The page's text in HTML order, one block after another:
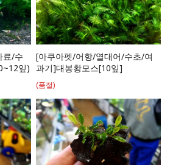
료/수
잎)
[아쿠아펫/어항/열대어/수초/여
과기]대봉황모스[10잎]
(품절)